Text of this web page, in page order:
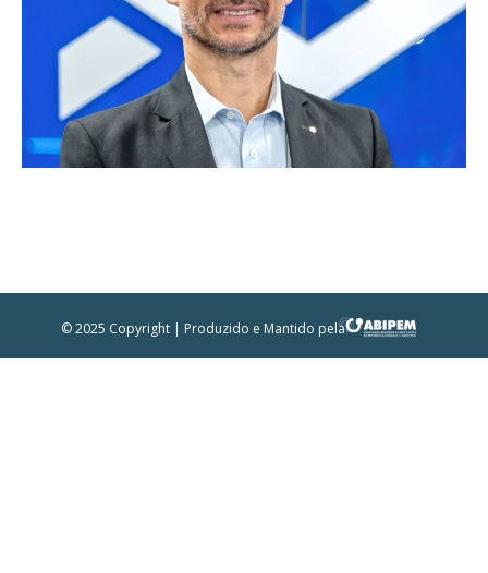
© 2025 Copyright | Produzido e Mantido pela